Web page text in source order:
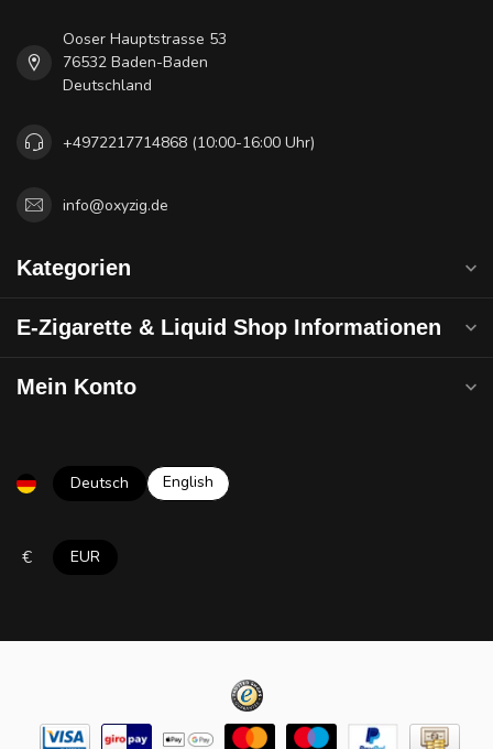
Ooser Hauptstrasse 53
76532 Baden-Baden
Deutschland
+4972217714868 (10:00-16:00 Uhr)
info@oxyzig.de
Kategorien
E-Zigarette & Liquid Shop Informationen
Mein Konto
Deutsch English
€ EUR